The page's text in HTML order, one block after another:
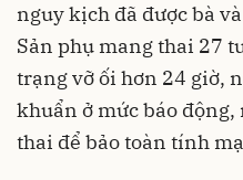
nguy kịch đã được bà
Sản phụ mang thai 27
trạng vỡ ối hơn 24 giờ,
khuẩn ở mức báo
thai để bảo toàn tính